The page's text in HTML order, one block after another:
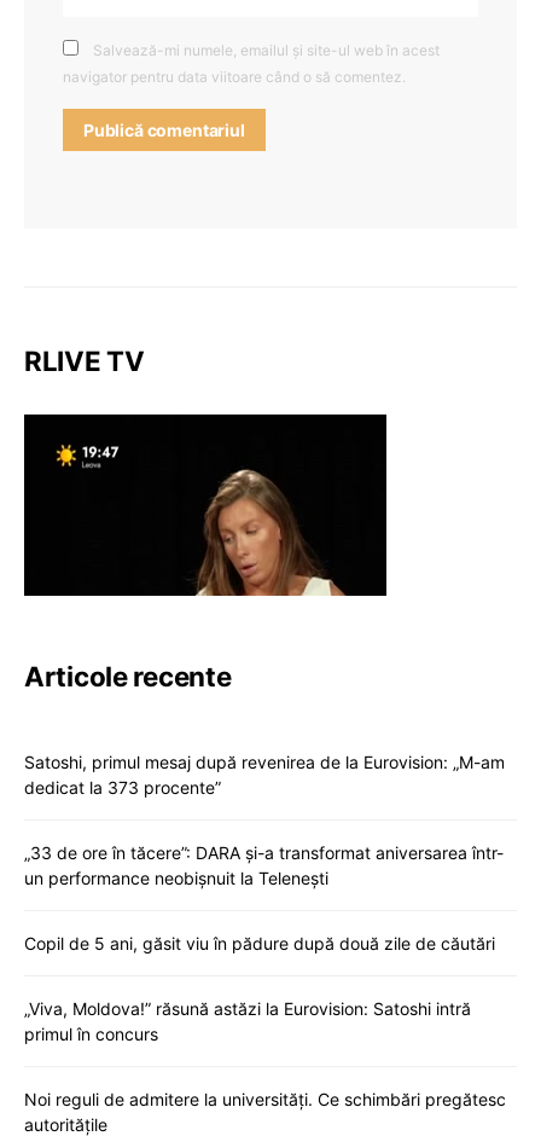
Salvează-mi numele, emailul și site-ul web în acest
navigator pentru data viitoare când o să comentez.
RLIVE TV
Articole recente
Satoshi, primul mesaj după revenirea de la Eurovision: „M-am
dedicat la 373 procente”
„33 de ore în tăcere”: DARA și-a transformat aniversarea într-
un performance neobișnuit la Telenești
Copil de 5 ani, găsit viu în pădure după două zile de căutări
„Viva, Moldova!” răsună astăzi la Eurovision: Satoshi intră
primul în concurs
Noi reguli de admitere la universități. Ce schimbări pregătesc
autoritățile